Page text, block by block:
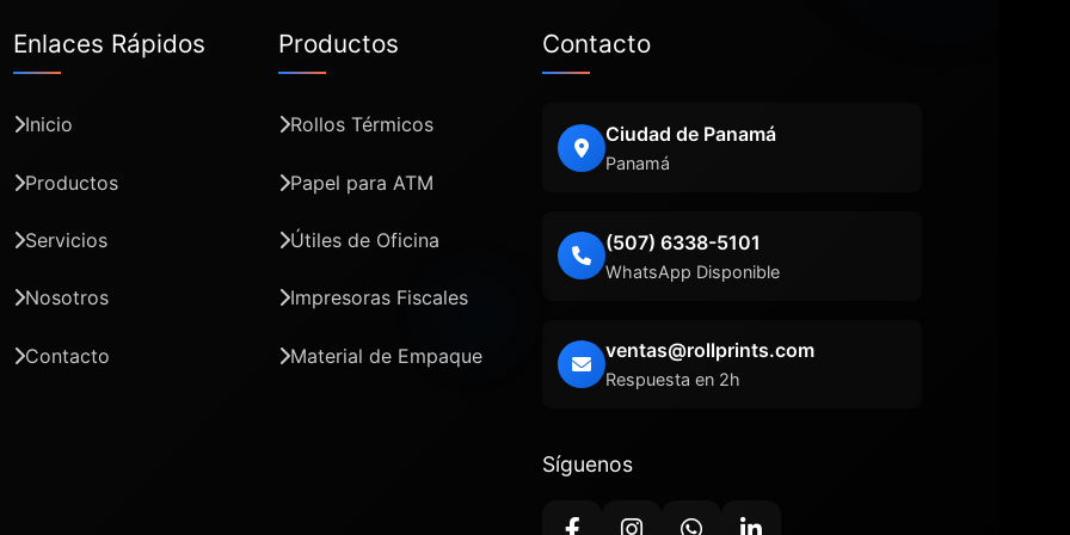
Enlaces Rápidos
Inicio
Productos
Servicios
Nosotros
Contacto
Productos
Rollos Térmicos
Papel para ATM
Útiles de Oficina
Impresoras Fiscales
Material de Empaque
Contacto
Ciudad de Panamá
Panamá
(507) 6338-5101
WhatsApp Disponible
ventas@rollprints.com
Respuesta en 2h
Síguenos